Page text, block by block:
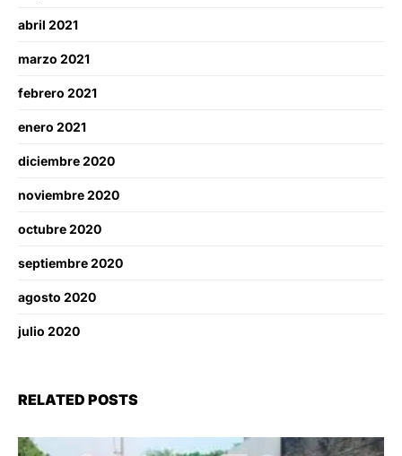
abril 2021
marzo 2021
febrero 2021
enero 2021
diciembre 2020
noviembre 2020
octubre 2020
septiembre 2020
agosto 2020
julio 2020
RELATED POSTS